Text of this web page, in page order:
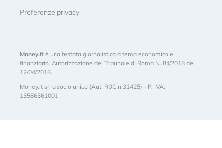
Preferenze privacy
Money.it è una testata giornalistica a tema economico e
finanziario. Autorizzazione del Tribunale di Roma N. 84/2018 del
12/04/2018.
Money.it srl a socio unico (Aut. ROC n.31425) - P. IVA:
13586361001